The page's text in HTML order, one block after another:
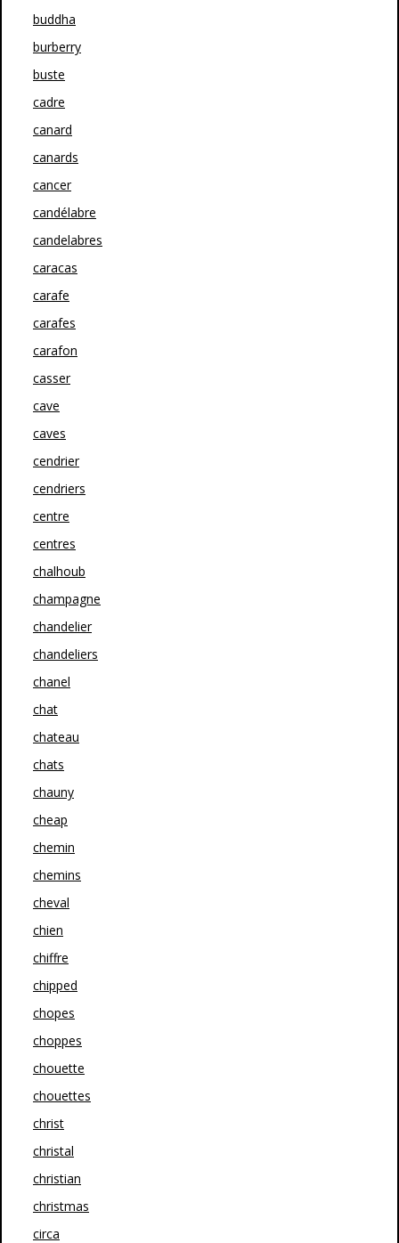
buddha
burberry
buste
cadre
canard
canards
cancer
candélabre
candelabres
caracas
carafe
carafes
carafon
casser
cave
caves
cendrier
cendriers
centre
centres
chalhoub
champagne
chandelier
chandeliers
chanel
chat
chateau
chats
chauny
cheap
chemin
chemins
cheval
chien
chiffre
chipped
chopes
choppes
chouette
chouettes
christ
christal
christian
christmas
circa